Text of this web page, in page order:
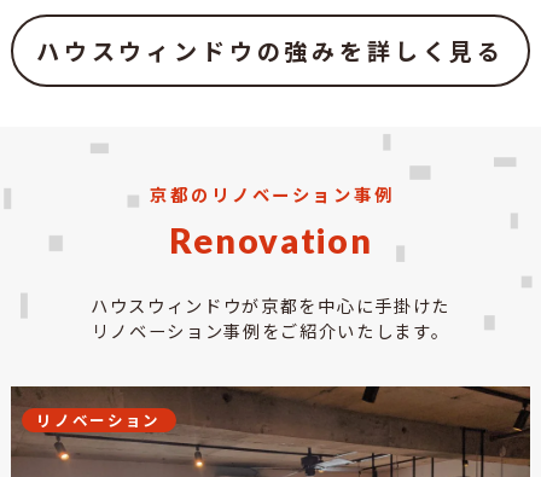
ハウスウィンドウの強みを詳しく見る
京都のリノベーション事例
Renovation
ハウスウィンドウが京都を中心に手掛けた
リノベーション事例をご紹介いたします。
リノベーション